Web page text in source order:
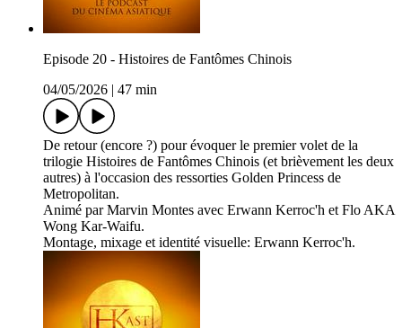
Episode 20 - Histoires de Fantômes Chinois
04/05/2026
47 min
De retour (encore ?) pour évoquer le premier volet de la
trilogie Histoires de Fantômes Chinois (et brièvement les deux
autres) à l'occasion des ressorties Golden Princess de
Metropolitan.
Animé par Marvin Montes avec Erwann Kerroc'h et Flo AKA
Wong Kar-Waifu.
Montage, mixage et identité visuelle: Erwann Kerroc'h.